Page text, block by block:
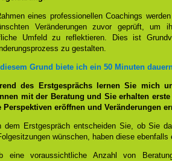
eines professionellen Coachings
Veränderungen zuvor geprüft, um
Umfeld zu reflektieren. Dies ist
zu gestalten.
Grund biete ich ein 50 Minuten
des Erstgesprächs lernen Sie mich
mit der Beratung und Sie erhalten
Perspektiven eröffnen und Veränderungen
dem Erstgespräch entscheiden Sie, ob Sie
wünschen, haben diese ebenfalls
eine voraussichtliche Anzahl von